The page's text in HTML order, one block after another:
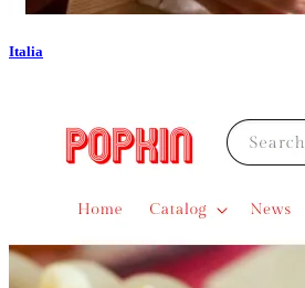
Italia